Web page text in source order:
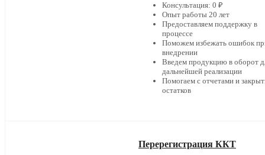
Консультация: 0 ₽
Опыт работы 20 лет
Предоставляем поддержку в
процессе
Поможем избежать ошибок
внедрении
Введем продукцию в оборот
дальнейшей реализации
Помогаем с отчетами и
остатков
Перерегистрация ККТ